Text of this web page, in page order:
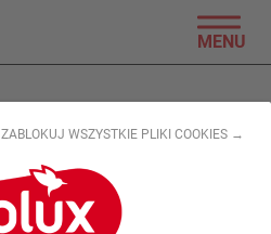
ZABLOKUJ WSZYSTKIE PLIKI COOKIES →
MENU